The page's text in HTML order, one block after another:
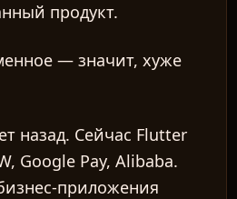
продукт.
— значит, хуже
назад. Сейчас Flutter
Google Pay, Alibaba.
приложения